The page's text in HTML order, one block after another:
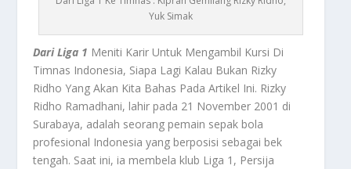
Yuk Simak
Dari Liga 1 Meniti Karir Untuk Mengambil Kursi Di
Timnas Indonesia, Siapa Lagi Kalau Bukan Rizky
Ridho Yang Akan Kita Bahas Pada Artikel Ini. Rizky
Ridho Ramadhani, lahir pada 21 November 2001 di
Surabaya, adalah seorang pemain sepak bola
profesional Indonesia yang berposisi sebagai bek
tengah. Saat ini, ia membela klub Liga 1, Persija